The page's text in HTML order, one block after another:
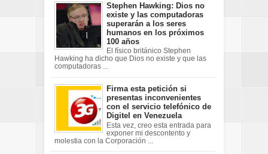
Stephen Hawking: Dios no
existe y las computadoras
superarán a los seres
humanos en los próximos
100 años
El físico británico Stephen
Hawking ha dicho que Dios no existe y que las
computadoras ...
Firma esta petición si
presentas inconvenientes
con el servicio telefónico de
Digitel en Venezuela
Esta vez, creo esta entrada para
exponer mi descontento y
molestia con la Corporación ...